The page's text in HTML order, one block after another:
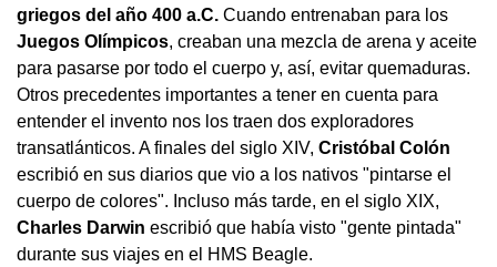
griegos del año 400 a.C. Cuando entrenaban para los
Juegos Olímpicos, creaban una mezcla de arena y aceite
para pasarse por todo el cuerpo y, así, evitar quemaduras.
Otros precedentes importantes a tener en cuenta para
entender el invento nos los traen dos exploradores
transatlánticos. A finales del siglo XIV, Cristóbal Colón
escribió en sus diarios que vio a los nativos "pintarse el
cuerpo de colores". Incluso más tarde, en el siglo XIX,
Charles Darwin escribió que había visto "gente pintada"
durante sus viajes en el HMS Beagle.